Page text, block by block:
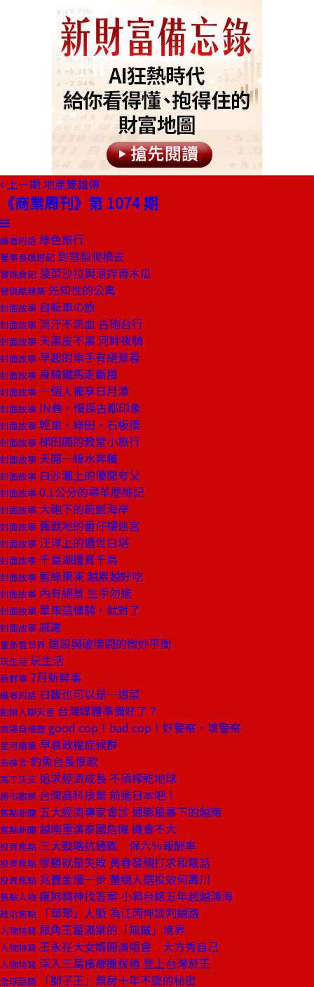
上一期 地產雙雄傳
《商業周刊》第 1074 期
編者的話 綠色旅行
董事長嬉遊記 到雪梨爬橋去
饕姊食記 菠菜沙拉與涼拌青木瓜
發現酷建築 先知性的公寓
封面故事 自転車の旅
封面故事 流汗不流血 古砲台行
封面故事 天黑皮不黑 河畔夜騎
封面故事 早起的車手有絕景看
封面故事 身騎鐵馬走斷橋
封面故事 一個人獨享日月潭
封面故事 IN巷，慢探古都印象
封面故事 輕車‧綠田‧石板橋
封面故事 梯田間的教堂小旅行
封面故事 天開一線水奔騰
封面故事 白沙灘上的優閒夸父
封面故事 0.1公分的尋羊歷險記
封面故事 大砲下的蔚藍海岸
封面故事 舊戰地的番仔樓迷宮
封面故事 汪洋上的遺世白塔
封面故事 千島湖邊賞千鳥
封面故事 藍綠果凍 越累越好吃
封面故事 內有絕景 生手勿進
封面故事 單車這樣騎，就對了
封面故事 感謝
重新看世界 建設與破壞間的微妙平衡
玩生活 玩生活
新鮮事 7月新鮮事
編者的話 白飯也可以是一道菜
創辦人聊天室 台灣媒體準備好了？
商場自慢塾 good cop！bad cop！好警察，壞警察
星河隨筆 早衰政權症候群
去梯言 釣魚台長恨歌
馬丁沃夫 追求經濟成長 不須榨乾地球
房市觀察 台灣高科技業 前進日本吧！
焦點新聞 五大經濟專家會診 通膨風暴下的越南
焦點新聞 越南重演泰國危機 機會不大
投資焦點 三大戰略抗通膨 保六％報酬率
投資焦點 慘勝就是失敗 黃春發親打求和電話
投資焦點 兆豐金慢一步 董總人選投效何壽川
焦點人物 瘋狗精神找答案 小郭台銘五年超越鴻海
政治焦點 「華聚」人脈 為江丙坤談判鋪路
人物特寫 犀角王霍滿棠的「無藏」境界
人物特寫 王永在大女婿開演唱會 大方秀自己
人物特寫 深入三萬檳榔攤拔樁 登上台灣菸王
全球話題 「獅子王」票房十年不墜的秘密